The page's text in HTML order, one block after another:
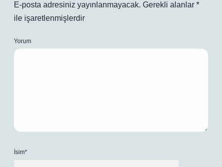
E-posta adresiniz yayınlanmayacak. Gerekli alanlar *
ile işaretlenmişlerdir
Yorum
İsim*